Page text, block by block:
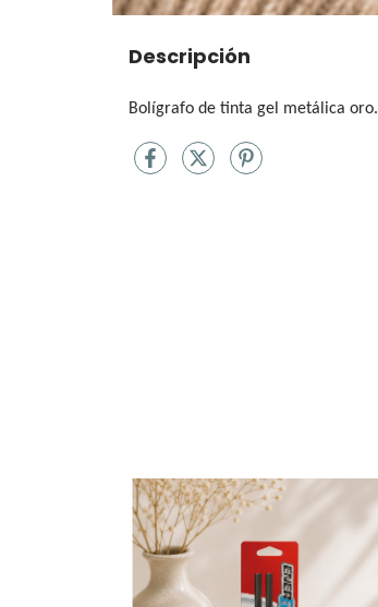
Descripción
Bolígrafo de tinta gel metálica oro.